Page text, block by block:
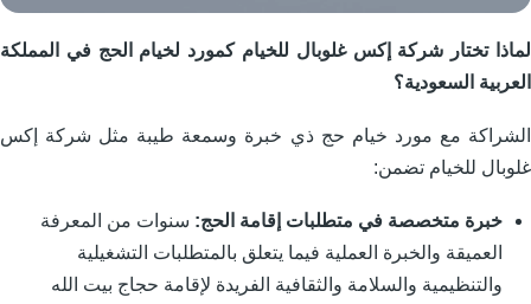
تختار شركة إكس غلوبال للخيام كمورد لخيام الحج في المملكة
السعودية؟
مع مورد خيام حج ذي خبرة وسمعة طيبة مثل شركة إكس
للخيام تضمن:
خبرة متخصصة في متطلبات إقامة الحج:سنوات من المعرفة
العميقة والخبرة العملية فيما يتعلق بالمتطلبات التشغيلية
والتنظيمية والسلامة والثقافية الفريدة لإقامة حجاج بيت الله